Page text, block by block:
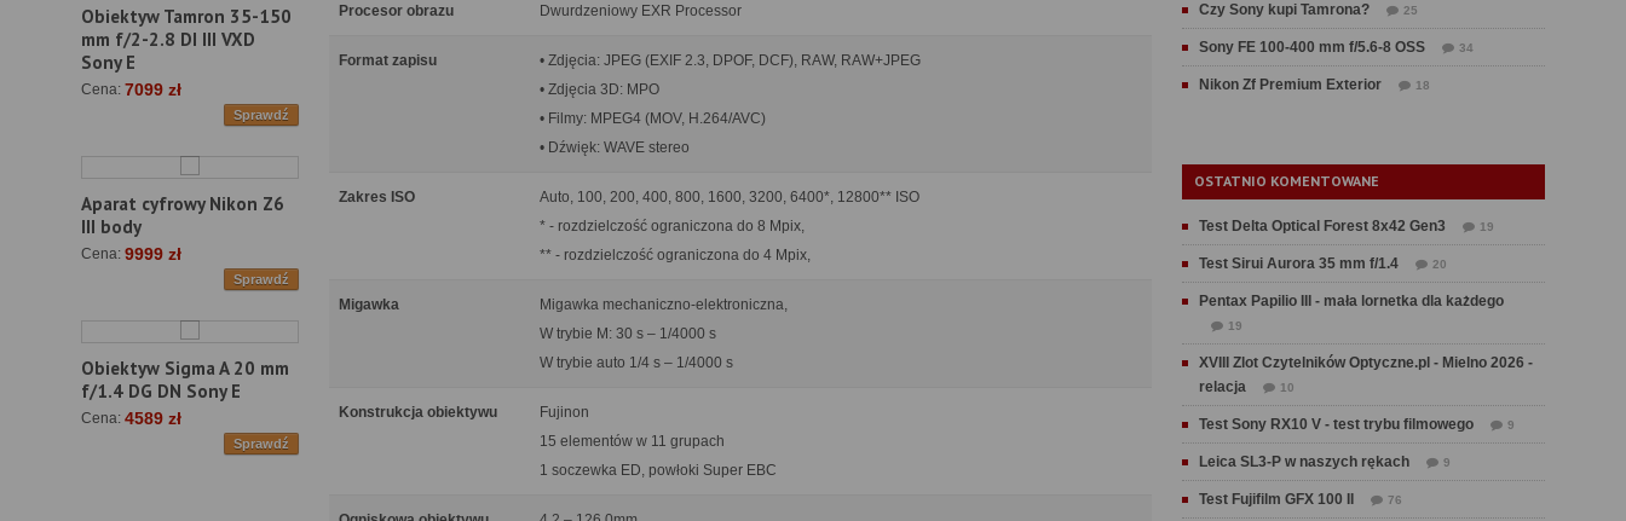
Obiektyw Tamron 35-150
mm f/2-2.8 DI III VXD
Sony E
Cena: 7099 zł
Sprawdź
Aparat cyfrowy Nikon Z6
III body
Cena: 9999 zł
Sprawdź
Obiektyw Sigma A 20 mm
f/1.4 DG DN Sony E
Cena: 4589 zł
Sprawdź
Procesor obrazu Dwurdzeniowy EXR Processor
Format zapisu
• Zdjęcia: JPEG (EXIF 2.3, DPOF, DCF), RAW, RAW+JPEG
• Zdjęcia 3D: MPO
• Filmy: MPEG4 (MOV, H.264/AVC)
• Dźwięk: WAVE stereo
Zakres ISO
Auto, 100, 200, 400, 800, 1600, 3200, 6400*, 12800** ISO
* - rozdzielczość ograniczona do 8 Mpix,
** - rozdzielczość ograniczona do 4 Mpix,
Migawka
Migawka mechaniczno-elektroniczna,
W trybie M: 30 s – 1/4000 s
W trybie auto 1/4 s – 1/4000 s
Konstrukcja obiektywu
Fujinon
15 elementów w 11 grupach
1 soczewka ED, powłoki Super EBC
Czy Sony kupi Tamrona? 25
Sony FE 100-400 mm f/5.6-8 OSS 34
Nikon Zf Premium Exterior 18
OSTATNIO KOMENTOWANE
Test Delta Optical Forest 8x42 Gen3 19
Test Sirui Aurora 35 mm f/1.4 20
Pentax Papilio III - mała lornetka dla każdego
19
XVIII Zlot Czytelników Optyczne.pl - Mielno 2026 -
relacja
10
Test Sony RX10 V - test trybu filmowego 9
Leica SL3-P w naszych rękach 9
Test Fujifilm GFX 100 II 76